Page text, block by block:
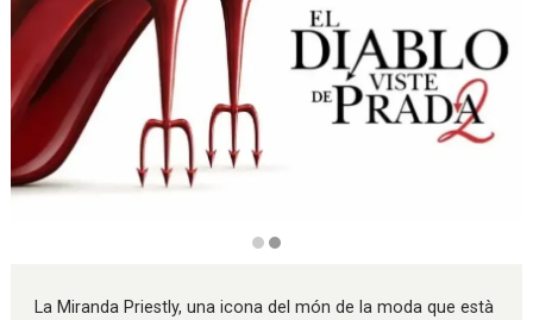
La Miranda Priestly, una icona del món de la moda que està